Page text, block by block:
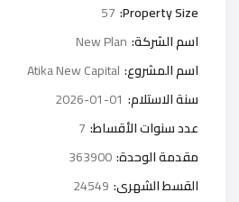
Property Size:
57
اسم الشركة: New Plan
اسم المشروع: Atika New Capital
سنة الاستلام: 2026-01-01
عدد سنوات الأقساط: 7
مقدمة الوحدة:363900
القسط الشهرى: 24549